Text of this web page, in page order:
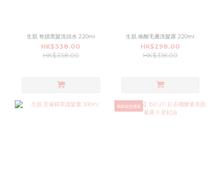
生肌 奇蹟黑髮洗頭水 220ml
HK$338.00
HK$358.00
生肌 喚醒毛囊洗髮露 220ml
HK$298.00
HK$318.00
獨家超值優惠